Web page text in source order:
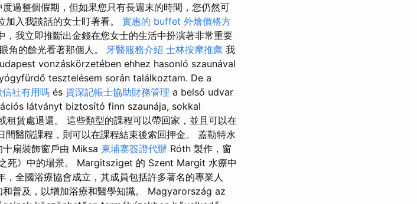
過整個假期，但如果您只有長週末的時間，您仍然可
加入我談話的女士盯著看。 實惠的 buffet 外燴價格方
，我立即推斷出金錢在您女士的生活中扮演著非常重要
角的餘光看著那個人。 牙醫服務介紹 士林按摩推薦 我
vonzáskörzetében ehhez hasonló szaunával
tesztelésem során találkoztam. De a
信社有用嗎 és 資深記帳士協助財務管理 a belső udvar
látványt biztosító finn szaunája, sokkal
賃處退還。 這些類型的課程可以帶回家，並且可以在
醫院課程，則可以在課程結束後索回押金。 蓋勒特水
扇裝飾窗戶由 Miksa 柬埔寨簽證代辦 Róth 製作，窗
死》中的場景。 Margitsziget 的 Szent Margit 水療中
全國浴療協會成立，其成員包括許多著名的專業人
普及，以增加浴療和醫學知識。 Magyarország az